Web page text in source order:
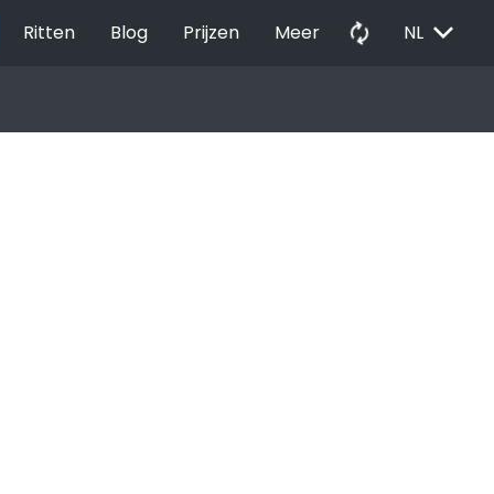
Ritten Blog Prijzen Meer autorenew NL EXPAND_MORE